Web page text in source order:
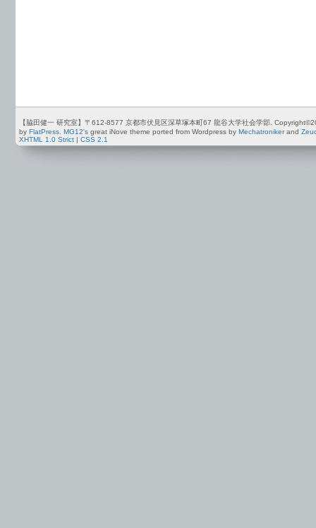
【脇田健一 研究室】〒612-8577 京都市伏見区深草塚本町67 龍谷大学社会学部.
by FlatPress. MG12's great iNove theme ported from Wordpress by Mechatronikerand
XHTML 1.0 Strict
CSS 2.1